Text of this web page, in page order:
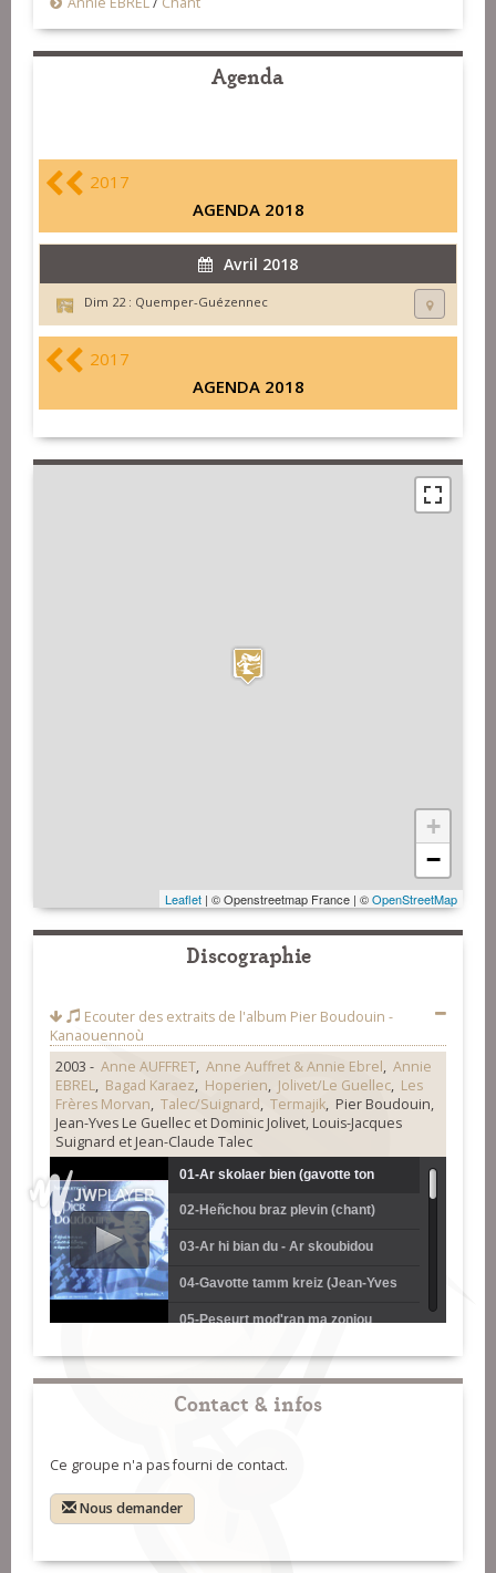
Agenda
2017
AGENDA 2018
Avril 2018
Dim 22 : Quemper-Guézennec
2017
AGENDA 2018
+
−
Leaflet | © Openstreetmap France | ©OpenStreetMap
Discographie
Ecouter des extraits de l'album Pier Boudouin -
Kanaouennoù
2003 - Anne AUFFRET, Anne Auffret & Annie Ebrel, Annie
EBREL, Bagad Karaez, Hoperien, Jolivet/Le Guellec, Les
Frères Morvan, Talec/Suignard, Termajik, Pier Boudouin,
Jean-Yves Le Guellec et Dominic Jolivet, Louis-Jacques
Suignard et Jean-Claude Talec
01-Ar skolaer bien (gavotte ton
simpl) (Pier Boudouin)
02-Heñchou braz plevin (chant)
(Anne Auffret)
03-Ar hi bian du - Ar skoubidou
(gavotte ton simpl) (Jean-Yves Le
Guellec et Dominic Jolivet)
04-Gavotte tamm kreiz (Jean-Yves
Le Guellec et Dominic Jolivet)
05-Peseurt mod'ran ma zoniou
(gavotte ton doubl) (Jean-Yves Le
Guellec et Dominic Jolivet)
06-Chilaouet ma mignoned (chant)
(Annie Ebrel)
07-Ar galon ken tener (bal et ton
frères Morvan)
09-Ar merhed'zo wwar ar mêz
(gavotte ton simpl) (Louis-Jacques
10-Hir eo ar goañv (gavotte tamm
Contact & infos
Ce groupe n'a pas fourni de contact.
Nous demander